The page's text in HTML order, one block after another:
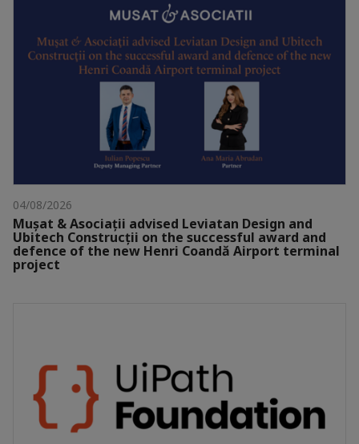
04/08/2026
Mușat & Asociații advised Leviatan Design and
Ubitech Construcții on the successful award and
defence of the new Henri Coandă Airport terminal
project